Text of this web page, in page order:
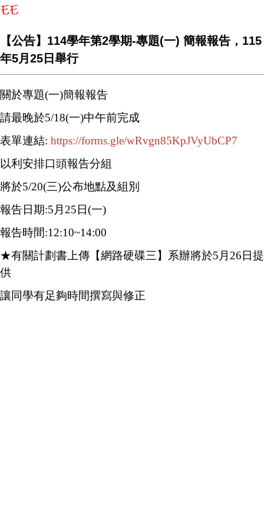
【公告】114學年第2學期-專題(一) 簡報報告，115
年5月25日舉行
關於專題(一)簡報報告
請最晚於5/18(一)中午前完成
表單連結: https://forms.gle/wRvgn85KpJVyUbCP7
以利安排口頭報告分組
將於5/20(三)公布地點及組別
報告日期:5月25日(一)
報告時間:12:10~14:00
★有關計劃書上傳【網路硬碟三】 系辦將於5月26日提
供
讓同學有足夠時間撰寫與修正